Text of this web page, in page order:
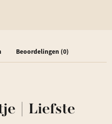
papa
Beoordelingen (0)
| Liefste